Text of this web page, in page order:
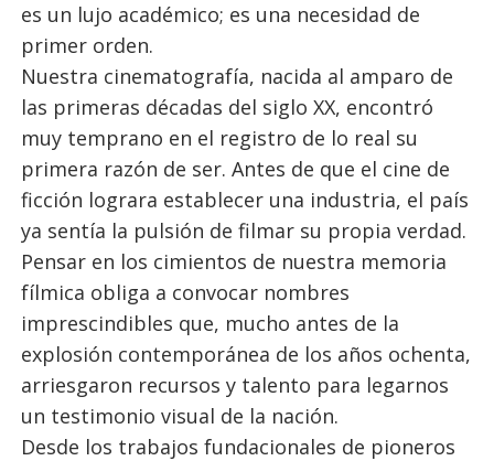
es un lujo académico; es una necesidad de
primer orden.
Nuestra cinematografía, nacida al amparo de
las primeras décadas del siglo XX, encontró
muy temprano en el registro de lo real su
primera razón de ser. Antes de que el cine de
ficción lograra establecer una industria, el país
ya sentía la pulsión de filmar su propia verdad.
Pensar en los cimientos de nuestra memoria
fílmica obliga a convocar nombres
imprescindibles que, mucho antes de la
explosión contemporánea de los años ochenta,
arriesgaron recursos y talento para legarnos
un testimonio visual de la nación.
Desde los trabajos fundacionales de pioneros